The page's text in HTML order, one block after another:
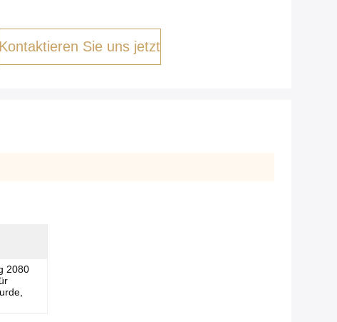
Kontaktieren Sie uns jetzt
2080